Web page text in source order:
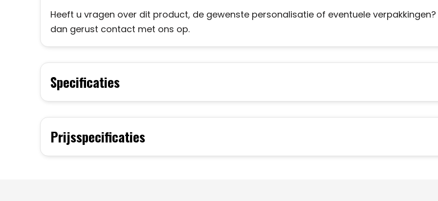
Heeft u vragen over dit product, de gewenste personalisatie of eventuele verpakkingen?
dan gerust contact met ons op.
Specificaties
Prijsspecificaties